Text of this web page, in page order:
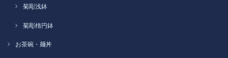
菊彫浅鉢
菊彫楕円鉢
お茶碗・麺丼